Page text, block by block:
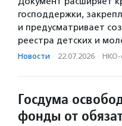
господдержки,
и предусматривает
реестра детских и
Новости · 22.07.2026 · НКО-
Госдума
фонды от